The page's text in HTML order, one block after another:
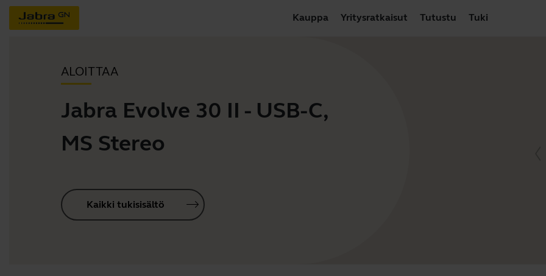
Kauppa Yritysratkaisut Tutustu Tuki
ALOITTAA
Jabra Evolve 30 II - USB-C,
MS Stereo
Kaikki tukisisältö